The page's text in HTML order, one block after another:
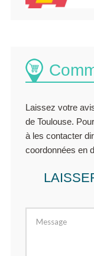
Laissez votre
de Toulouse.
à les contacter
coordonnées en